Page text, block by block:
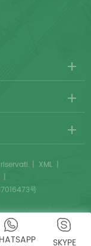
| XML |
|
号
SKYPE